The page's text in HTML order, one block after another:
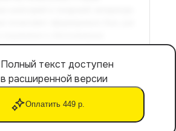
Полный текст доступен
в расширенной версии
Оплатить 449 р.